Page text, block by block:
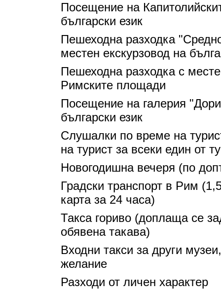
Посещение на
български език
Пешеходна разходка
местен екскурзовод на
Пешеходна разходка с
Римските площади
Посещение на галерия
български език
Слушалки по време на
на турист за всеки един от
Новогодишна вечеря (по
Градски транспорт в Рим
карта за 24 часа)
Такса гориво (доплаща се
обявена такава)
Входни такси за други
желание
Разходи от личен характер